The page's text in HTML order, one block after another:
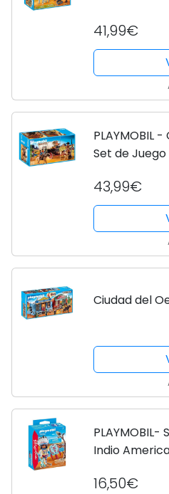
41,99€
PLAYMOBIL
Set de
43,99€
Ciudad del
PLAYMOBIL-
Indio
16,50€